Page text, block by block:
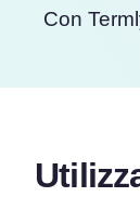
Con